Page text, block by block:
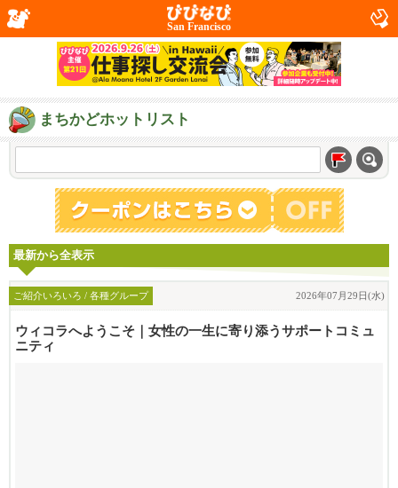
San Francisco
まちかどホットリスト
最新から全表示
ご紹介いろいろ / 各種グループ 2026年07月29日(水)
ウィコラへようこそ｜女性の一生に寄り添うサポートコミュ
ニティ